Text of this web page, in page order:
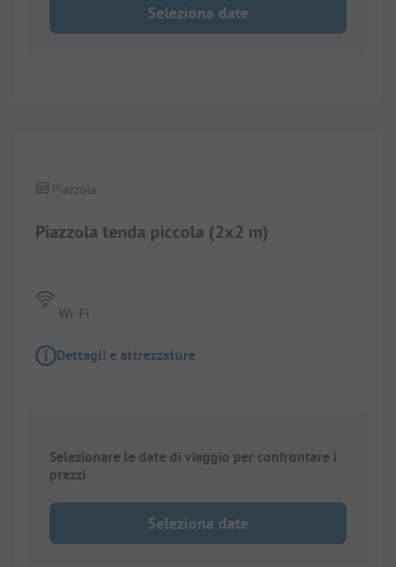
Seleziona date
Piazzola tenda piccola (2x2 m)
Piazzola
Wi-Fi
Dettagli e attrezzature
Selezionare le date di viaggio per confrontare i
prezzi
Seleziona date